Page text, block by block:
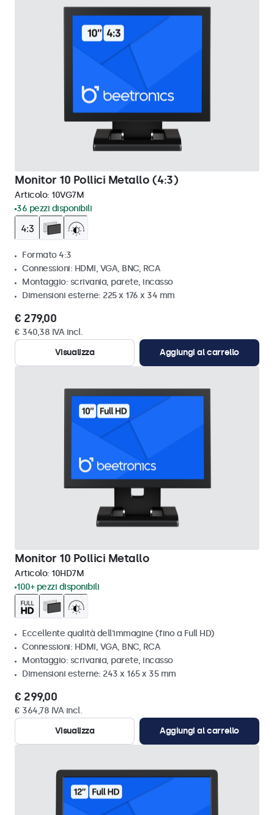
Monitor 10 Pollici Metallo (4:3)
Articolo: 10VG7M
36 pezzi disponibili
Formato 4:3
Connessioni: HDMI, VGA, BNC, RCA
Montaggio: scrivania, parete, incasso
Dimensioni esterne: 225 x 176 x 34 mm
€ 279,00
€ 340,38 IVA incl.
Visualizza
Aggiungi al carrello
Monitor 10 Pollici Metallo
Articolo: 10HD7M
100+ pezzi disponibili
Eccellente qualità dell'immagine (fino a Full HD)
Connessioni: HDMI, VGA, BNC, RCA
Montaggio: scrivania, parete, incasso
Dimensioni esterne: 243 x 165 x 35 mm
€ 299,00
€ 364,78 IVA incl.
Visualizza
Aggiungi al carrello